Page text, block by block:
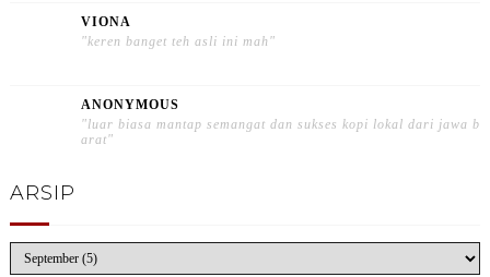
VIONA
"keren banget teh asli ini mah"
ANONYMOUS
"luar biasa mantap semangat dan sukses kopi lokal dari jawa b
arat"
ARSIP